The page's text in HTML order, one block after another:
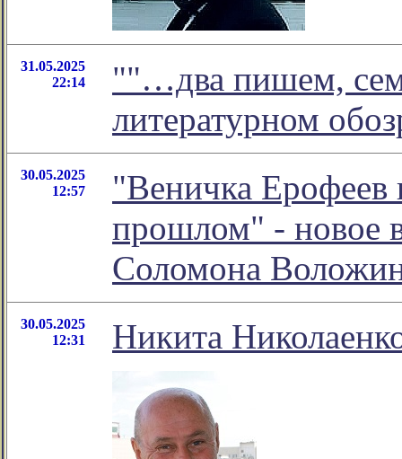
31.05.2025
22:14
""…два пишем,
литературном
30.05.2025
12:57
"Веничка Ерофеев
прошлом" - новое
Соломона
30.05.2025
12:31
Никита